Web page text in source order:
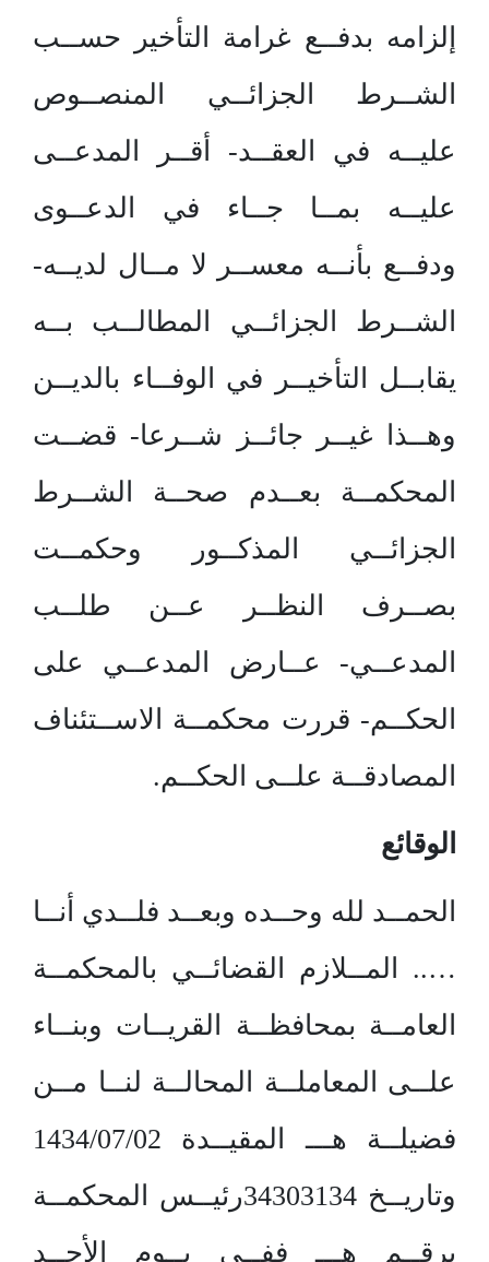
إلزامه بدفــع غرامة التأخير حســب
الشــرط الجزائــي المنصــوص
عليــه في العقــد- أقــر المدعــى
عليــه بمــا جــاء في الدعــوى
ودفــع بأنــه معســر لا مــال لديــه-
الشــرط الجزائــي المطالــب بــه
يقابــل التأخيــر في الوفــاء بالديــن
وهــذا غيــر جائــز شــرعا- قضــت
المحكمــة بعــدم صحــة الشــرط
الجزائــي المذكــور وحكمــت
بصــرف النظــر عــن طلــب
المدعــي- عــارض المدعــي على
الحكــم- قررت محكمــة الاســتئناف
المصادقــة علــى الحكــم.
الوقائع
الحمــد لله وحــده وبعــد فلــدي أنــا
….. المــلازم القضائــي بالمحكمــة
العامــة بمحافظــة القريــات وبنــاء
علــى المعاملــة المحالــة لنــا مــن
فضيلــة هـــ المقيــدة 1434/07/02
وتاريــخ 34303134رئيــس المحكمــة
برقــم هـــ ففــي يــوم الأحــد